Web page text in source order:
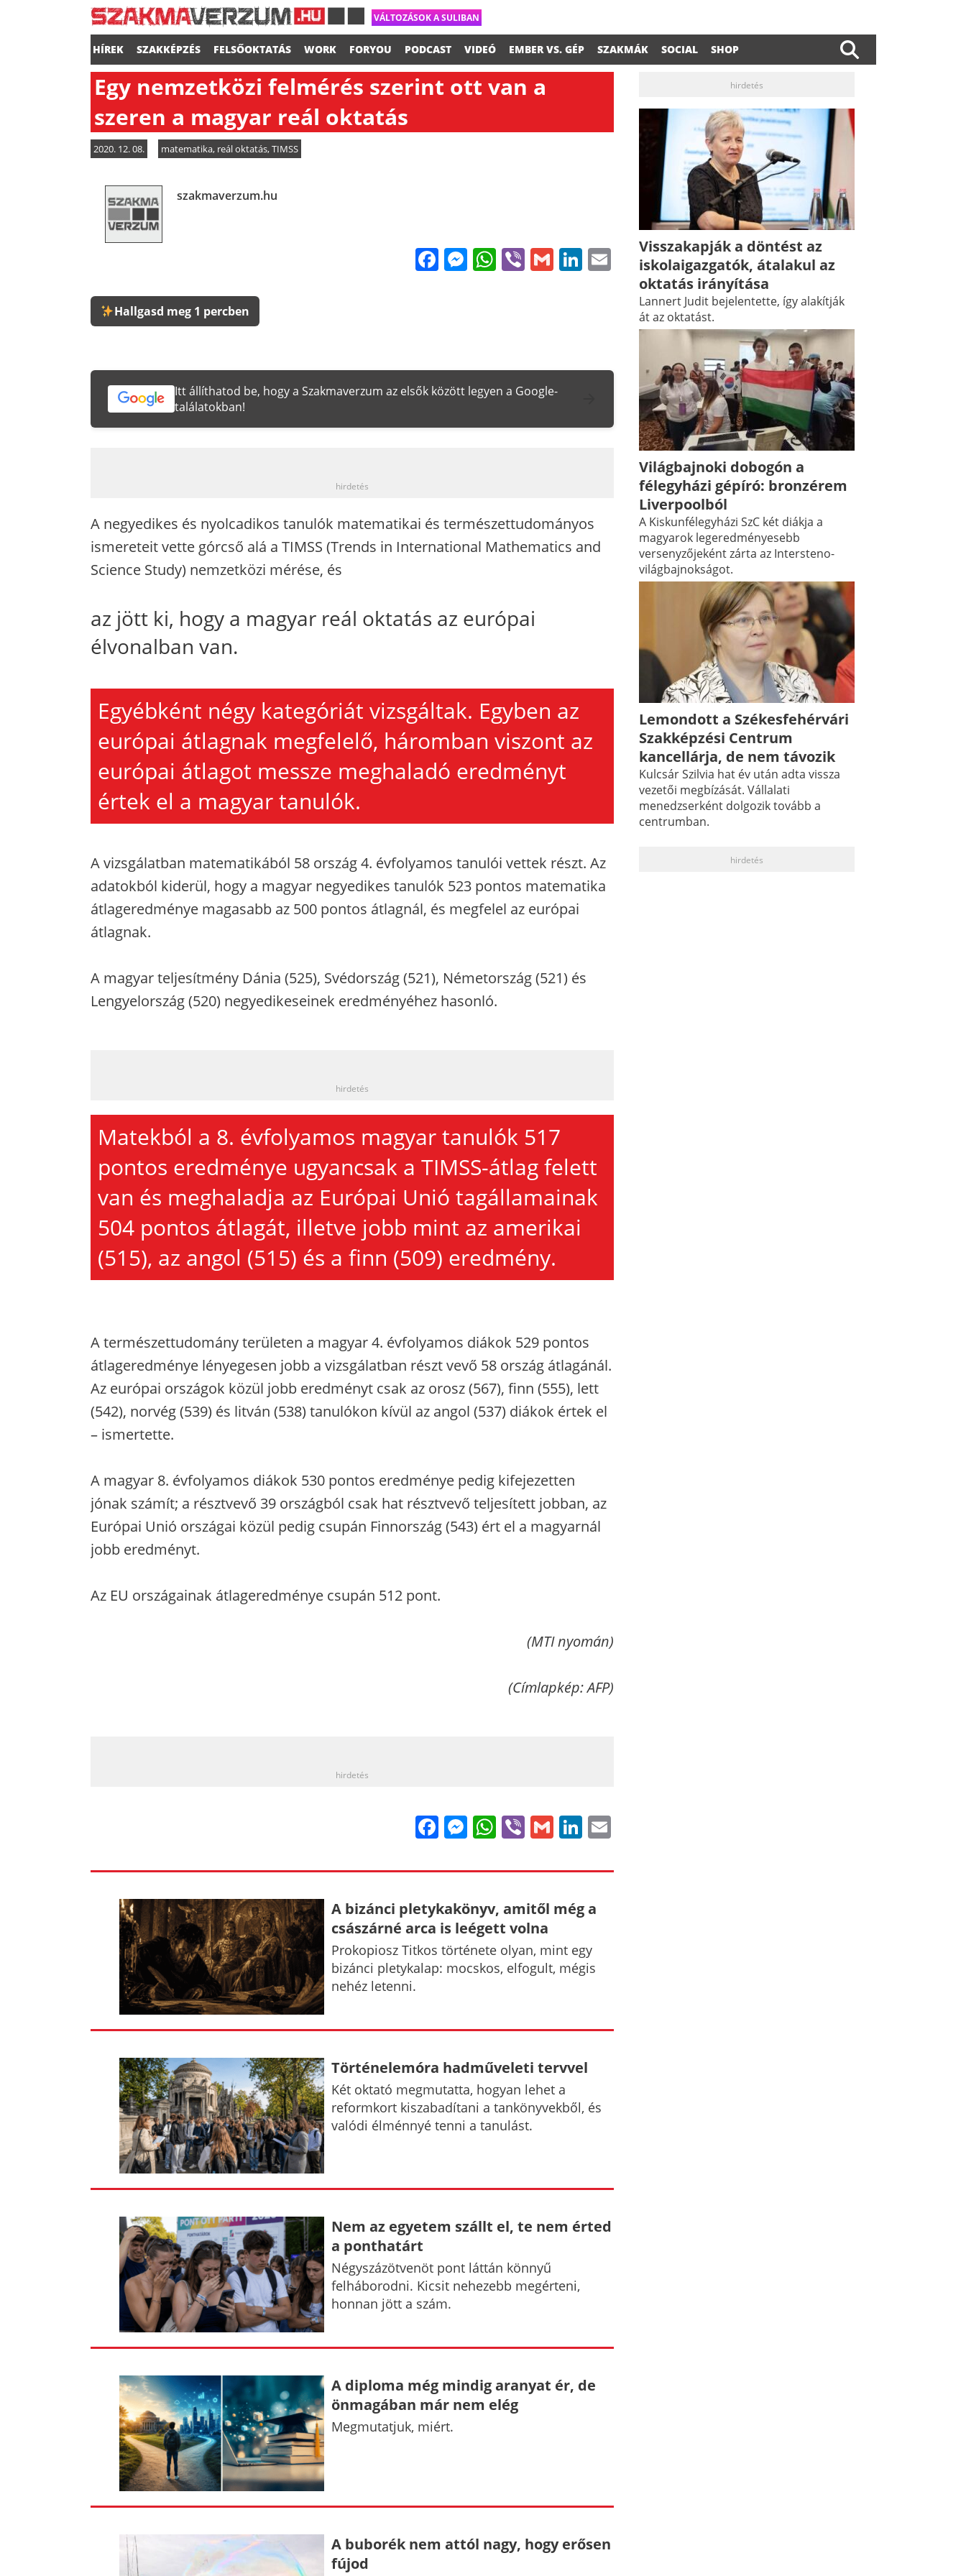
VÁLTOZÁSOK A SULIBAN
HÍREK SZAKKÉPZÉS FELSŐOKTATÁS WORK FORYOU PODCAST VIDEÓ EMBER VS. GÉP SZAKMÁK SOCIAL SHOP
Egy nemzetközi felmérés szerint ott van a
szeren a magyar reál oktatás
2020. 12. 08. matematika, reál oktatás,TIMSS
szakmaverzum.hu
Facebook
Messenger
WhatsApp
ViberGmailLinkedIn
Email
Hallgasd meg 1 percben
Itt állíthatod be, hogy a Szakmaverzum az elsők között legyen a Google-
találatokban!
hirdetés
A negyedikes és nyolcadikos tanulók matematikai és természettudományos
ismereteit vette górcső alá a TIMSS (Trends in International Mathematics and
Science Study) nemzetközi mérése, és
az jött ki, hogy a magyar reál oktatás az európai
élvonalban van.
Egyébként négy kategóriát vizsgáltak. Egyben az
európai átlagnak megfelelő, háromban viszont az
európai átlagot messze meghaladó eredményt
értek el a magyar tanulók.
A vizsgálatban matematikából 58 ország 4. évfolyamos tanulói vettek részt. Az
adatokból kiderül, hogy a magyar negyedikes tanulók 523 pontos matematika
átlageredménye magasabb az 500 pontos átlagnál, és megfelel az európai
átlagnak.
A magyar teljesítmény Dánia (525), Svédország (521), Németország (521) és
Lengyelország (520) negyedikeseinek eredményéhez hasonló.
hirdetés
Matekból a 8. évfolyamos magyar tanulók 517
pontos eredménye ugyancsak a TIMSS-átlag felett
van és meghaladja az Európai Unió tagállamainak
504 pontos átlagát, illetve jobb mint az amerikai
(515), az angol (515) és a finn (509) eredmény.
A természettudomány területen a magyar 4. évfolyamos diákok 529 pontos
átlageredménye lényegesen jobb a vizsgálatban részt vevő 58 ország átlagánál.
Az európai országok közül jobb eredményt csak az orosz (567), finn (555), lett
(542), norvég (539) és litván (538) tanulókon kívül az angol (537) diákok értek el
– ismertette.
A magyar 8. évfolyamos diákok 530 pontos eredménye pedig kifejezetten
jónak számít; a résztvevő 39 országból csak hat résztvevő teljesített jobban, az
Európai Unió országai közül pedig csupán Finnország (543) ért el a magyarnál
jobb eredményt.
Az EU országainak átlageredménye csupán 512 pont.
(MTI nyomán)
(Címlapkép: AFP)
hirdetés
Facebook
Messenger
WhatsApp
ViberGmailLinkedIn
Email
A bizánci pletykakönyv, amitől még a
császárné arca is leégett volna
Prokopiosz Titkos története olyan, mint egy
bizánci pletykalap: mocskos, elfogult, mégis
nehéz letenni.
Történelemóra hadműveleti tervvel
Két oktató megmutatta, hogyan lehet a
reformkort kiszabadítani a tankönyvekből, és
valódi élménnyé tenni a tanulást.
Nem az egyetem szállt el, te nem érted
a ponthatárt
Négyszázötvenöt pont láttán könnyű
felháborodni. Kicsit nehezebb megérteni,
honnan jött a szám.
A diploma még mindig aranyat ér, de
önmagában már nem elég
Megmutatjuk, miért.
A buborék nem attól nagy, hogy erősen
fújod
hirdetés
Visszakapják a döntést az
iskolaigazgatók, átalakul az
oktatás irányítása
Lannert Judit bejelentette, így alakítják
át az oktatást.
Világbajnoki dobogón a
félegyházi gépíró: bronzérem
Liverpoolból
A Kiskunfélegyházi SzC két diákja a
magyarok legeredményesebb
versenyzőjeként zárta az Intersteno-
világbajnokságot.
Lemondott a Székesfehérvári
Szakképzési Centrum
kancellárja, de nem távozik
Kulcsár Szilvia hat év után adta vissza
vezetői megbízását. Vállalati
menedzserként dolgozik tovább a
centrumban.
hirdetés